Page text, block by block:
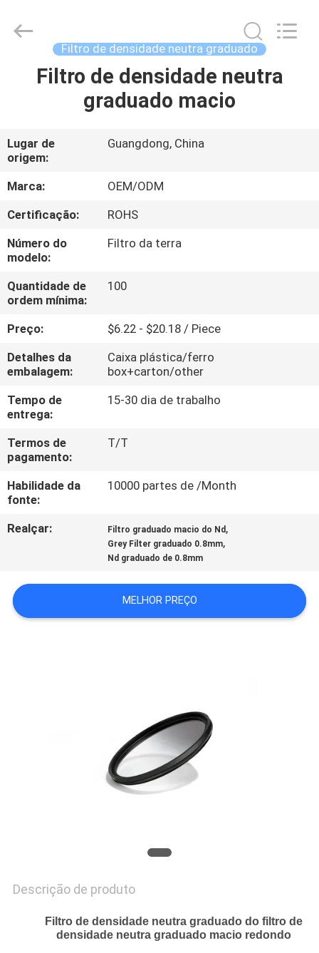
CASA
SOBRE
NÓS
EXCURSÃO
DA
FÁBRICA
CONTROLE
DA
QUALIDADE
CONTACTE-
NOS
PEÇA
UMAS
CITAÇÕES
MAPA
DO
Technology
Ltd..
Filtro de densidade neutra graduado
Filtro de densidade neutra
graduado macio
Lugar de
origem:
Guangdong, China
Marca:
OEM/ODM
Certificação:
ROHS
Número do
modelo:
Filtro da terra
Quantidade de
ordem mínima:
100
Preço:
$6.22 - $20.18 / Piece
Detalhes da
embalagem:
Caixa plástica/ferro
box+carton/other
Tempo de
entrega:
15-30 dia de trabalho
Termos de
pagamento:
T/T
Habilidade da
fonte:
10000 partes de /Month
Realçar: Filtro graduado macio do Nd ,
Grey Filter graduado 0.8mm,
Nd graduado de 0.8mm
MELHOR PREÇO
Descrição de produto
Filtro de densidade neutra graduado do filtro de
densidade neutra graduado macio redondo